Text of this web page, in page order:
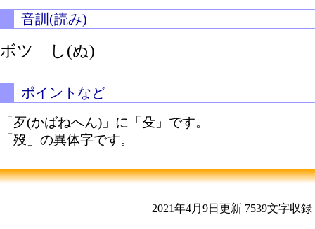
音訓(読み)
ボツ し(ぬ)
ポイントなど
「歹(かばねへん)」に「殳」です。
「歿」の異体字です。
2021年4月9日更新 7539文字収録